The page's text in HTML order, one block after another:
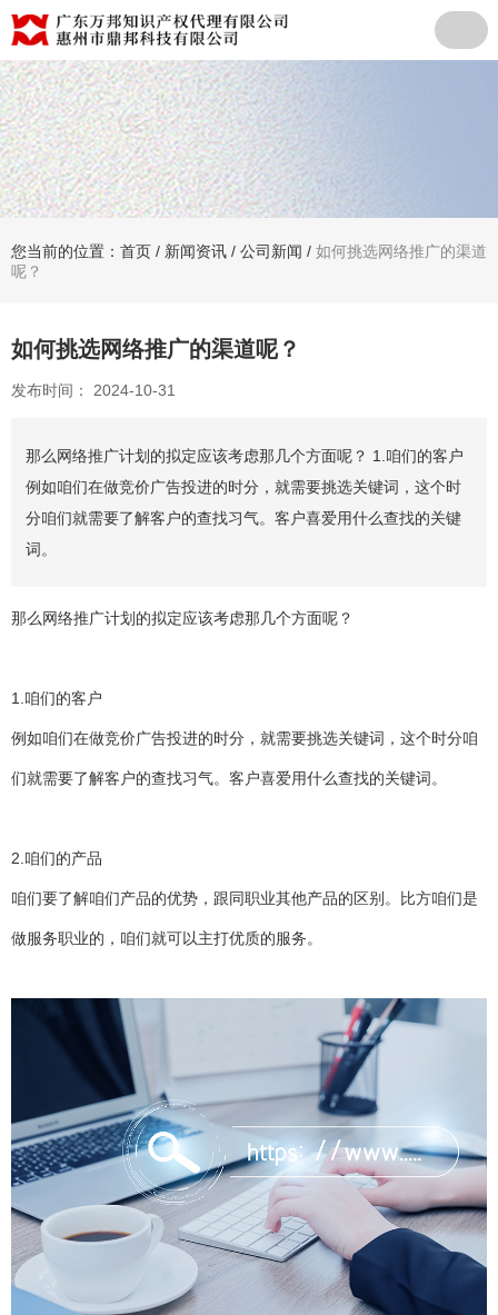
您当前的位置：首页 / 新闻资讯 / 公司新闻 / 如何挑选网络推广的渠道
呢？
如何挑选网络推广的渠道呢？
发布时间： 2024-10-31
那么网络推广计划的拟定应该考虑那几个方面呢？ 1.咱们的客户
例如咱们在做竞价广告投进的时分，就需要挑选关键词，这个时
分咱们就需要了解客户的查找习气。客户喜爱用什么查找的关键
词。
那么网络推广计划的拟定应该考虑那几个方面呢？
1.咱们的客户
例如咱们在做竞价广告投进的时分，就需要挑选关键词，这个时分咱
们就需要了解客户的查找习气。客户喜爱用什么查找的关键词。
2.咱们的产品
咱们要了解咱们产品的优势，跟同职业其他产品的区别。比方咱们是
做服务职业的，咱们就可以主打优质的服务。